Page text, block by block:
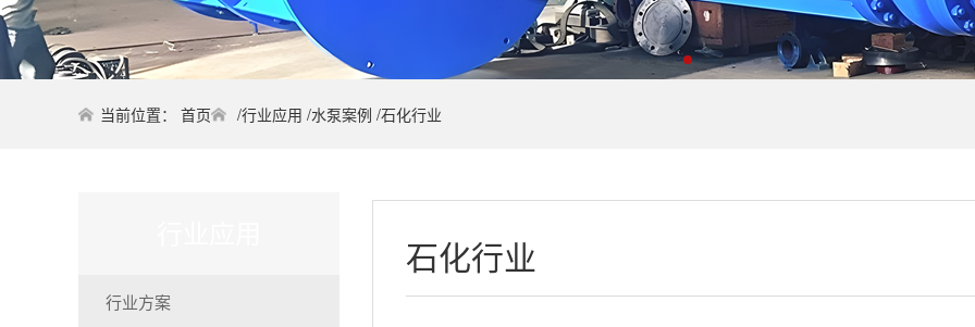
当前位置： 首页 /行业应用 /水泵案例 /石化行业
行业方案
石化行业